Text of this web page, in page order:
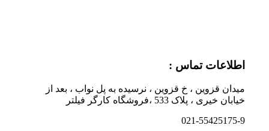
اطلاعات تماس :
میدان قزوین ، خ قزوین ، نرسیده به پل نواب ، بعد از
خیابان خیری ، پلاک 533 ،فروشگاه کارگر فیلتر
021-55425175-9